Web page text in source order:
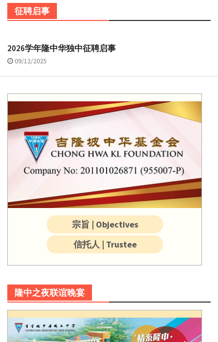
征聘启事
2026学年隆中华独中征聘启事
09/12/2025
宗旨 | Objectives
信托人 | Trustee
隆中之夜联谊晚宴